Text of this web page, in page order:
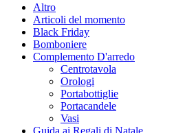
Altro
Articoli del momento
Black Friday
Bomboniere
Complemento D'arredo
Centrotavola
Orologi
Portabottiglie
Portacandele
Vasi
Guida ai Regali di Natale